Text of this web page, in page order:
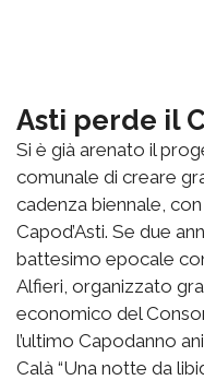
Asti perde il
Si è già arenato il
comunale di creare
cadenza biennale,
Capod’Asti. Se due
battesimo epocale
Alfieri, organizzato
economico del
l’ultimo Capodanno
Calà “Una notte da